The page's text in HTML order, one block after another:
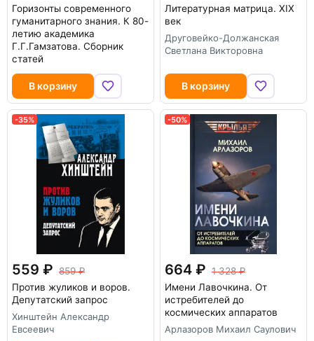
Горизонты современного
гуманитарного знания. К 80-
летию академика
Г.Г.Гамзатова. Сборник
статей
В корзину
Литературная матрица. ХIХ
век
Друговейко-Должанская
Светлана Викторовна
В корзину
-35%
559
859
Против жуликов и воров.
Депутатский запрос
Хинштейн Александр
Евсеевич
-50%
664
1 328
Имени Лавочкина. От
истребителей до
космических аппаратов
Арлазоров Михаил Саулович